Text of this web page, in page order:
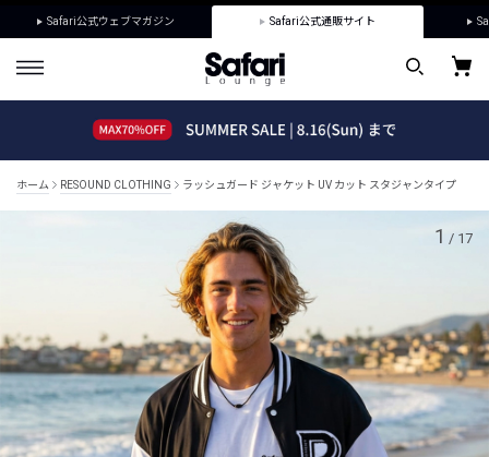
Safari公式ウェブマガジン Safari公式通販サイト
ホーム RESOUND CLOTHING ラッシュガード ジャケット UV カット スタジャンタイプ
1 / 17